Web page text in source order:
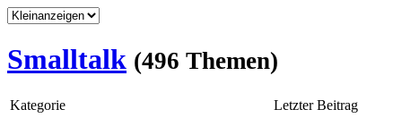
Smalltalk (496 Themen)
Kategorie Letzter Beitrag